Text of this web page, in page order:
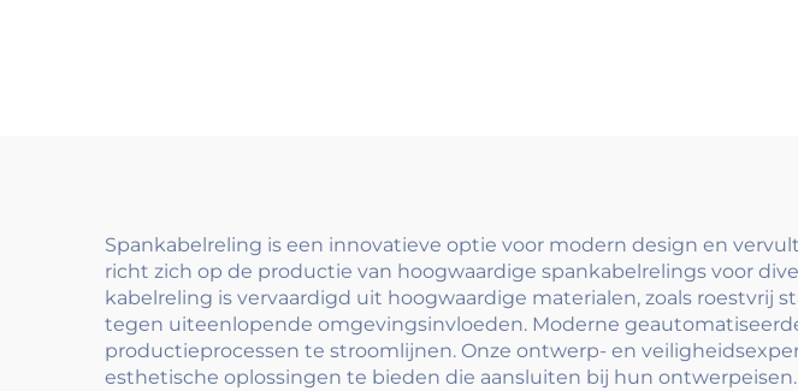
verplaatsen
Spankabelreling is een innovatieve optie voor modern design en
richt zich op de productie van hoogwaardige spankabelrelings voor
kabelreling is vervaardigd uit hoogwaardige materialen, zoals
tegen uiteenlopende omgevingsinvloeden. Moderne
productieprocessen te stroomlijnen. Onze ontwerp- en
esthetische oplossingen te bieden die aansluiten bij hun